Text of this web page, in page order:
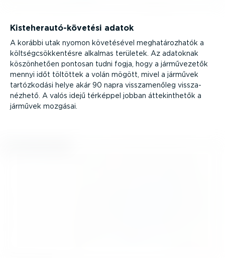
Kiste­her­au­tó-­kö­vetési adatok
A korábbi utak nyomon követésével megha­tá­roz­hatók a
költség­csök­ken­tésre alkalmas területek. Az adatoknak
köszön­hetően pontosan tudni fogja, hogy a jármű­ve­zetők
mennyi időt töltöttek a volán mögött, mivel a járművek
tartóz­kodási helye akár 90 napra vissza­me­nőleg vissza­
nézhető. A valós idejű térképpel jobban áttekint­hetők a
járművek mozgásai.